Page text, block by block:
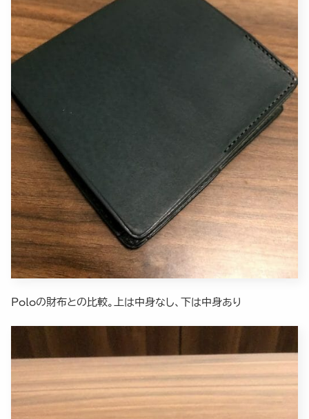
Poloの財布との比較。上は中身なし、下は中身あり